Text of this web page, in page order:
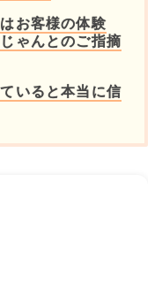
お客様の体験
ゃんとのご指摘
いると本当に信